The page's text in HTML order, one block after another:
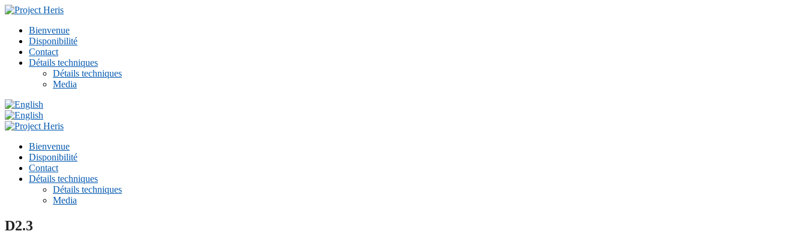
Bienvenue
Disponibilité
Contact
Détails techniques
Détails techniques
Media
Bienvenue
Disponibilité
Contact
Détails techniques
Détails techniques
Media
D2.3